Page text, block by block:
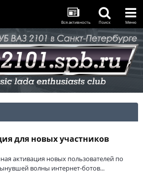
Вся активность Поиск Меню
для новых участников
активация новых пользователей по
волны интернет-ботов...